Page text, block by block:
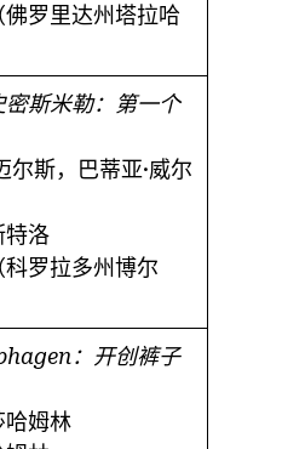
佛罗里达州塔拉哈
密斯米勒：第一个
尔斯，巴蒂亚·威尔
特洛
罗拉多州博尔
：开创裤子
哈姆林